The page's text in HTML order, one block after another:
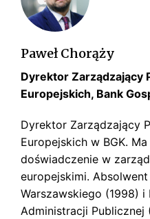
s
O
b
y
w
a
e
l
s
k
i
Paweł Chorąży
Dyrektor Zarządzający
Europejskich, Bank
Dyrektor Zarządzający
Europejskich w BGK.
doświadczenie w
europejskimi.
Warszawskiego (1998) i
Administracji Publicznej